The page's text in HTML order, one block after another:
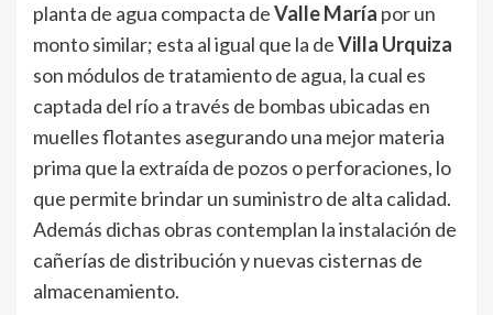
planta de agua compacta deValle María por un
monto similar; esta al igual que la deVilla Urquiza
son módulos de tratamiento de agua, la cual es
captada del río a través de bombas ubicadas en
muelles flotantes asegurando una mejor materia
prima que la extraída de pozos o perforaciones, lo
que permite brindar un suministro de alta calidad.
Además dichas obras contemplan la instalación de
cañerías de distribución y nuevas cisternas de
almacenamiento.